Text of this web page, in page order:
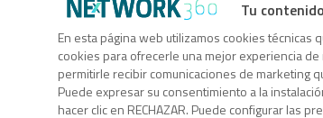
Tu
En esta página web utilizamos cookies técnicas
cookies para ofrecerle una mejor experiencia
permitirle recibir comunicaciones de marketing
Puede expresar su consentimiento a la
hacer clic en RECHAZAR. Puede configurar las
Código Rss
Para copiar el enlace RSS en el